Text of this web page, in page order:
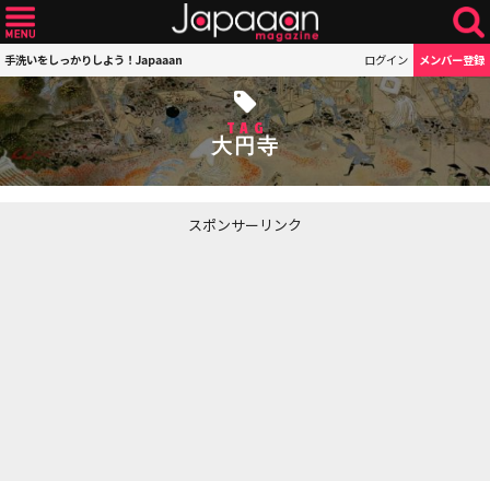
手洗いをしっかりしよう！Japaaan ログイン メンバー登録
TAG
大円寺
スポンサーリンク